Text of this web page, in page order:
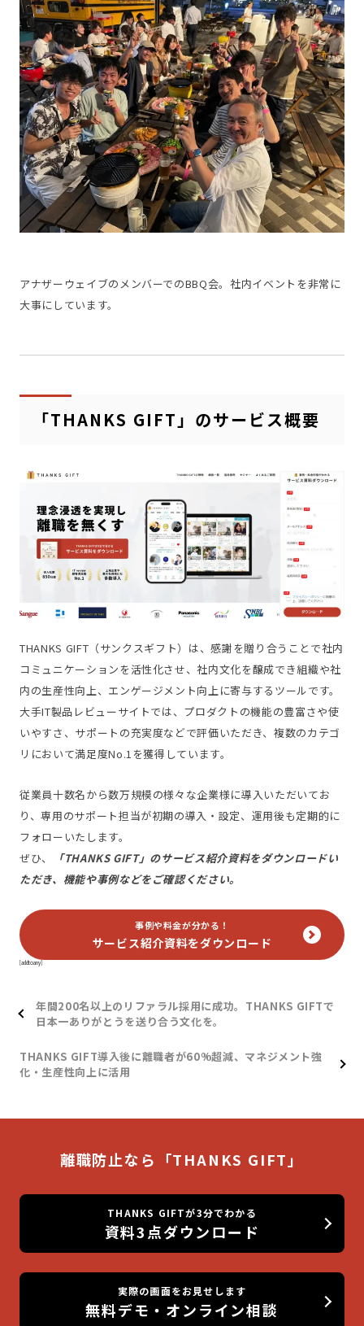
アナザーウェイブのメンバーでのBBQ会。社内イベントを非常に
大事にしています。
「THANKS GIFT」のサービス概要
THANKS GIFT（サンクスギフト）は、感謝を贈り合うことで社内
コミュニケーションを活性化させ、社内文化を醸成でき組織や社
内の生産性向上、エンゲージメント向上に寄与するツールです。
大手IT製品レビューサイトでは、プロダクトの機能の豊富さや使
いやすさ、サポートの充実度などで評価いただき、複数のカテゴ
リにおいて満足度No.1を獲得しています。
従業員十数名から数万規模の様々な企業様に導入いただいてお
り、専用のサポート担当が初期の導入・設定、運用後も定期的に
フォローいたします。
ぜひ、
「THANKS GIFT」のサービス紹介資料をダウンロードい
ただき、機能や事例などをご確認ください。
事例や料金が分かる！
サービス紹介資料をダウンロード
[addtoany]
年間200名以上のリファラル採用に成功。THANKS GIFTで
日本一ありがとうを送り合う文化を。
THANKS GIFT導入後に離職者が60%超減、マネジメント強
化・生産性向上に活用
離職防止なら「THANKS GIFT」
THANKS GIFTが3分でわかる
資料3点ダウンロード
実際の画面をお見せします
無料デモ・オンライン相談